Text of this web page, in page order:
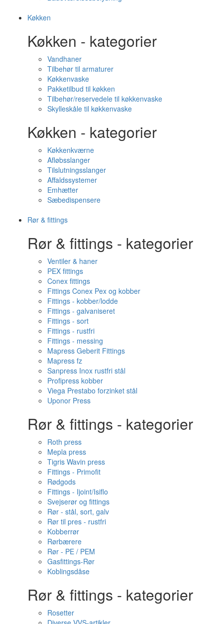
Køkken
Køkken - kategorier
Vandhaner
Tilbehør til armaturer
Køkkenvaske
Pakketilbud til køkken
Tilbehør/reservedele til køkkenvaske
Skylleskåle til køkkenvaske
Køkken - kategorier
Køkkenkværne
Afløbsslanger
Tilslutningsslanger
Affaldssystemer
Emhætter
Sæbedispensere
Rør & fittings
Rør & fittings - kategorier
Ventiler & haner
PEX fittings
Conex fittings
Fittings Conex Pex og kobber
Fittings - kobber/lodde
Fittings - galvaniseret
Fittings - sort
Fittings - rustfri
Fittings - messing
Mapress Geberit Fittings
Mapress fz
Sanpress Inox rustfri stål
Profipress kobber
Viega Prestabo forzinket stål
Uponor Press
Rør & fittings - kategorier
Roth press
Mepla press
Tigris Wavin press
Fittings - Primofit
Rødgods
Fittings - Ijoint/Isiflo
Svejserør og fittings
Rør - stål, sort, galv
Rør til pres - rustfri
Kobberrør
Rørbærere
Rør - PE / PEM
Gasfittings-Rør
Koblingsdåse
Rør & fittings - kategorier
Rosetter